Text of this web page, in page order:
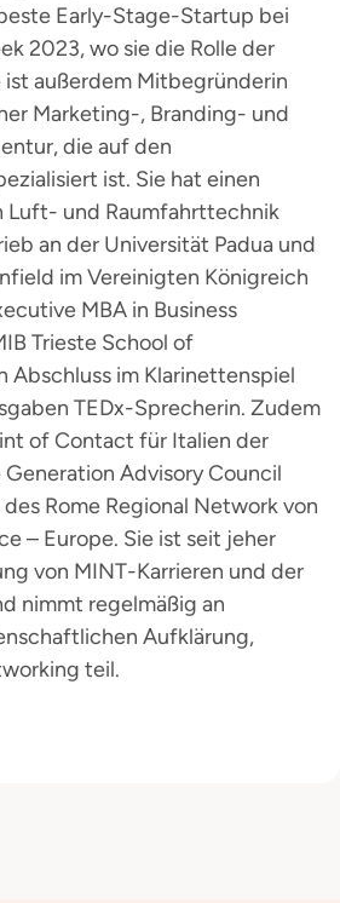
Early-Stage-Startup bei
2023, wo sie die Rolle der
ist außerdem Mitbegründerin
Marketing-, Branding- und
die auf den
ist. Sie hat einen
Luft- und Raumfahrttechnik
an der Universität Padua und
im Vereinigten Königreich
MBA in Business
Trieste School of
Abschluss im Klarinettenspiel
TEDx-Sprecherin. Zudem
of Contact für Italien der
Advisory Council
Rome Regional Network von
– Europe. Sie ist seit jeher
von MINT-Karrieren und der
nimmt regelmäßig an
Aufklärung,
teil.